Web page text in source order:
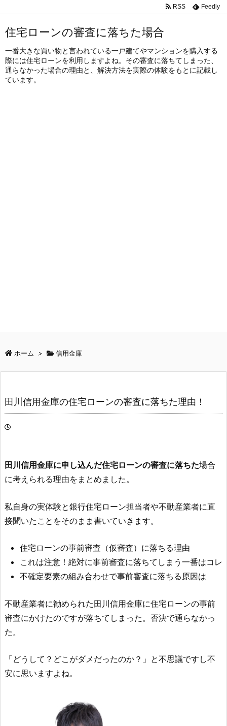
RSS Feedly
住宅ローンの審査に落ちた場合
一番大きな買い物と言われている一戸建てやマンションを購入する
際には住宅ローンを利用しますよね。その審査に落ちてしまった、
通らなかった場合の理由と、解決方法を実際の体験をもとに記載し
ています。
ホーム > 信用金庫
田川信用金庫の住宅ローンの審査に落ちた理由！
田川信用金庫に申し込んだ住宅ローンの審査に落ちた場合
に考えられる理由をまとめました。
私自身の実体験と銀行住宅ローン担当者や不動産業者に直
接聞いたことをそのまま書いていきます。
住宅ローンの事前審査（仮審査）に落ちる理由
これは注意！絶対に事前審査に落ちてしまう一番はコレ
不確定要素の組み合わせで事前審査に落ちる原因は
不動産業者に勧められた田川信用金庫に住宅ローンの事前
審査にかけたのですが落ちてしまった。否決で通らなかっ
た。
「どうして？どこがダメだったのか？」と不思議ですし不
安に思いますよね。